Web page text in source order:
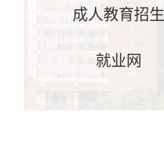
成人教育招生
就业网